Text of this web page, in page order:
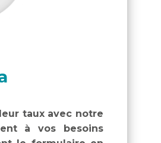
taux avec notre
à vos besoins